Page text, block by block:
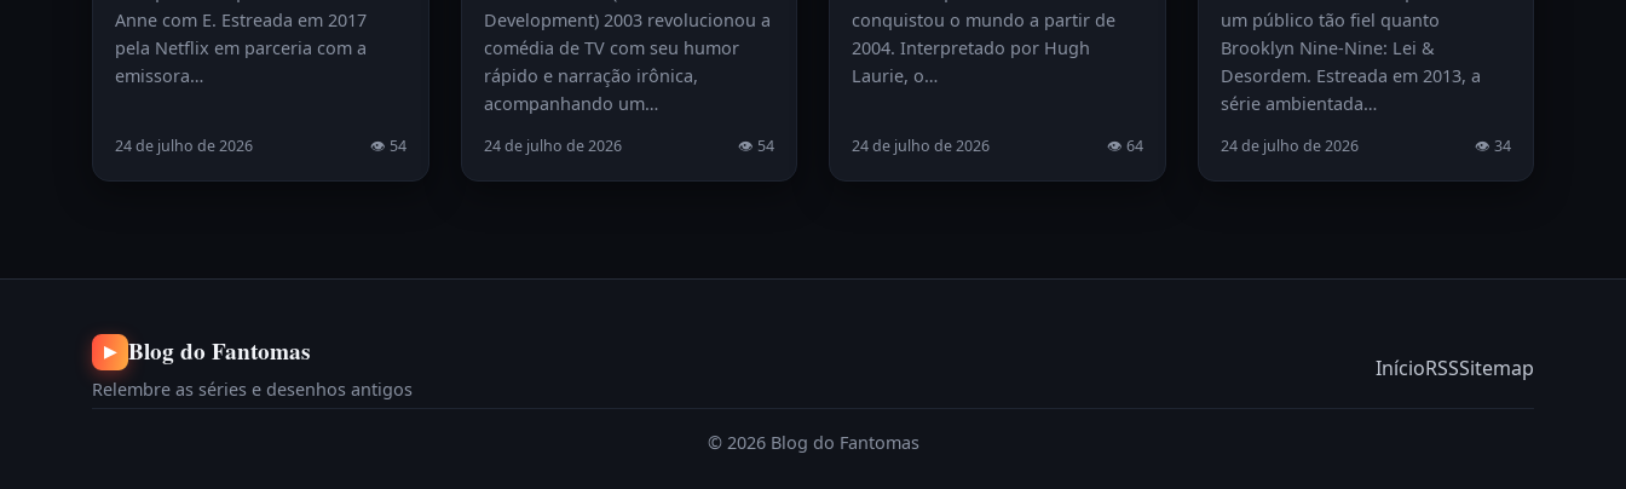
Anne com E. Estreada em 2017
pela Netflix em parceria com a
emissora…
24 de julho de 2026 👁 54
Development) 2003 revolucionou a
comédia de TV com seu humor
rápido e narração irônica,
acompanhando um…
24 de julho de 2026 👁 54
conquistou o mundo a partir de
2004. Interpretado por Hugh
Laurie, o…
24 de julho de 2026 👁 64
um público tão fiel quanto
Brooklyn Nine-Nine: Lei &
Desordem. Estreada em 2013, a
série ambientada…
24 de julho de 2026 👁 34
▶ Blog do Fantomas
Relembre as séries e desenhos antigos
InícioRSSSitemap
© 2026 Blog do Fantomas